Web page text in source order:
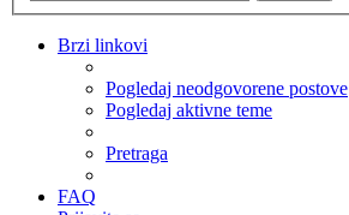
Brzi linkovi
Pogledaj neodgovorene postove
Pogledaj aktivne teme
Pretraga
FAQ